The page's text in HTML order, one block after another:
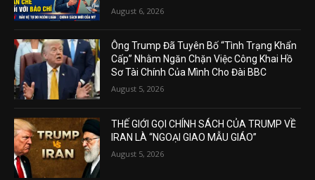
August 6, 2026
Ông Trump Đã Tuyên Bố “Tình Trạng Khẩn
Cấp” Nhằm Ngăn Chặn Việc Công Khai Hồ
Sơ Tài Chính Của Mình Cho Đài BBC
August 5, 2026
THẾ GIỚI GỌI CHÍNH SÁCH CỦA TRUMP VỀ
IRAN LÀ “NGOẠI GIAO MẪU GIÁO”
August 5, 2026